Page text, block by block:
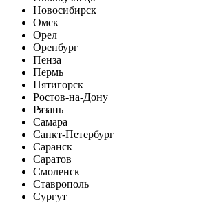
Новосибирск
Омск
Орел
Оренбург
Пенза
Пермь
Пятигорск
Ростов-на-Дону
Рязань
Самара
Санкт-Петербург
Саранск
Саратов
Смоленск
Ставрополь
Сургут